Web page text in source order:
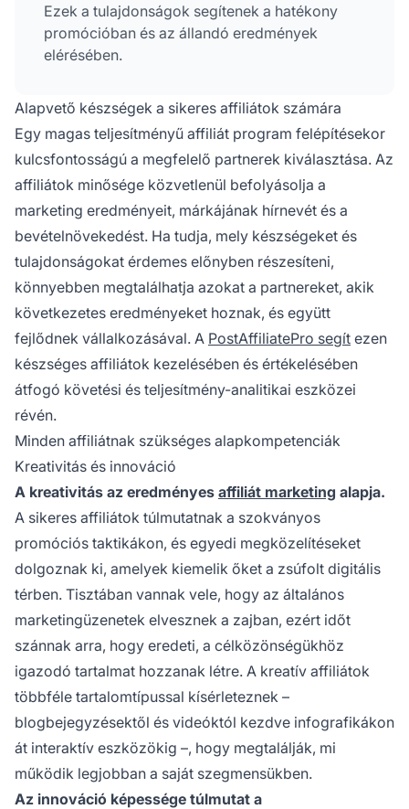
Ezek a tulajdonságok segítenek a hatékony
promócióban és az állandó eredmények
elérésében.
Alapvető készségek a sikeres affiliátok számára
Egy magas teljesítményű affiliát program felépítésekor
kulcsfontosságú a megfelelő partnerek kiválasztása. Az
affiliátok minősége közvetlenül befolyásolja a
marketing eredményeit, márkájának hírnevét és a
bevételnövekedést. Ha tudja, mely készségeket és
tulajdonságokat érdemes előnyben részesíteni,
könnyebben megtalálhatja azokat a partnereket, akik
következetes eredményeket hoznak, és együtt
fejlődnek vállalkozásával. A PostAffiliatePro segít ezen
készséges affiliátok kezelésében és értékelésében
átfogó követési és teljesítmény-analitikai eszközei
révén.
Minden affiliátnak szükséges alapkompetenciák
Kreativitás és innováció
A kreativitás az eredményes affiliát marketing alapja.
A sikeres affiliátok túlmutatnak a szokványos
promóciós taktikákon, és egyedi megközelítéseket
dolgoznak ki, amelyek kiemelik őket a zsúfolt digitális
térben. Tisztában vannak vele, hogy az általános
marketingüzenetek elvesznek a zajban, ezért időt
szánnak arra, hogy eredeti, a célközönségükhöz
igazodó tartalmat hozzanak létre. A kreatív affiliátok
többféle tartalomtípussal kísérleteznek –
blogbejegyzésektől és videóktól kezdve infografikákon
át interaktív eszközökig –, hogy megtalálják, mi
működik legjobban a saját szegmensükben.
Az innováció képessége túlmutat a